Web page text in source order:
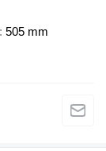
505 mm